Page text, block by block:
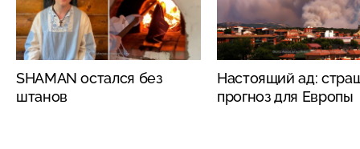
SHAMAN остался без
штанов
Настоящий ад:
прогноз для Европы